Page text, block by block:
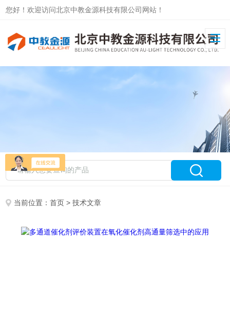
您好！欢迎访问北京中教金源科技有限公司网站！
当前位置：首页 > 技术文章